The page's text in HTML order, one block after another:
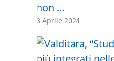
non …
3 Aprile 2024